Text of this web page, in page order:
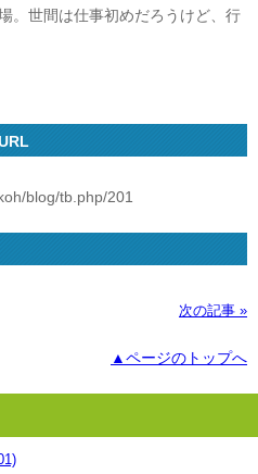
。世間は仕事初めだろうけど、行
blog/tb.php/201
次の記事 »
▲ページのトップへ